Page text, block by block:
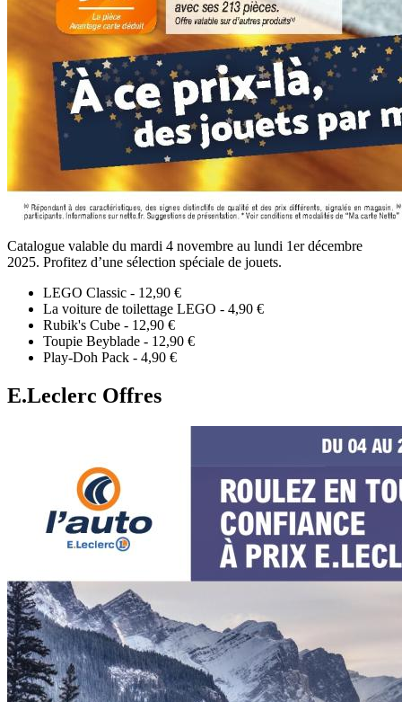
Catalogue valable du mardi 4 novembre au lundi 1er décembre
2025. Profitez d’une sélection spéciale de jouets.
LEGO Classic - 12,90 €
La voiture de toilettage LEGO - 4,90 €
Rubik's Cube - 12,90 €
Toupie Beyblade - 12,90 €
Play-Doh Pack - 4,90 €
E.Leclerc Offres